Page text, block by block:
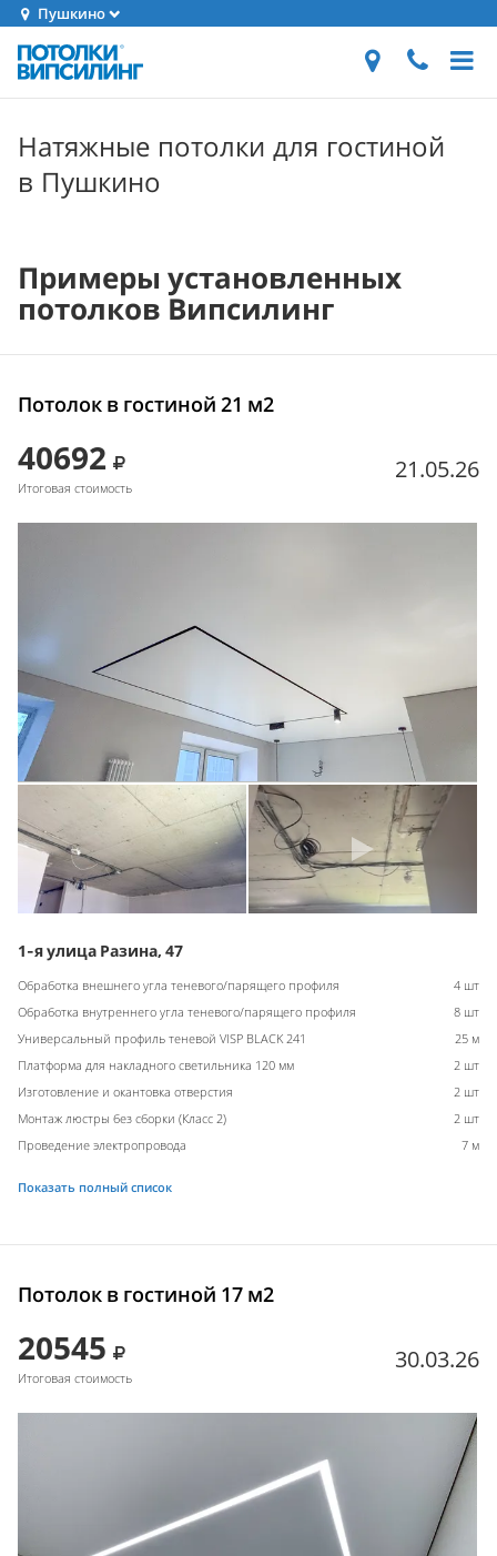
Пушкино
Натяжные потолки для гостиной
в Пушкино
Примеры установленных
потолков Випсилинг
Потолок в гостиной 21 м2
40692
Итоговая стоимость
21.05.26
1-я улица Разина, 47
Обработка внешнего угла теневого/парящего профиля
4 шт
Обработка внутреннего угла теневого/парящего профиля
8 шт
Универсальный профиль теневой VISP BLACK 241
25 м
Платформа для накладного светильника 120 мм
2 шт
Изготовление и окантовка отверстия
2 шт
Монтаж люстры без сборки (Класс 2)
2 шт
Проведение электропровода
7 м
Показать полный список
Потолок в гостиной 17 м2
20545
Итоговая стоимость
30.03.26